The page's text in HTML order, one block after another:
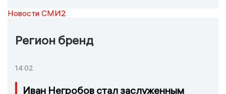
Новости СМИ2
Регион бренд
14:02
Иван Негробов стал заслуженным